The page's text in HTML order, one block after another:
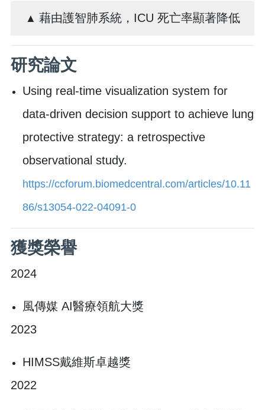
▲ 藉由護智肺系統，ICU 死亡率顯著降低
研究論文
Using real-time visualization system for
data-driven decision support to achieve lung
protective strategy: a retrospective
observational study.
https://ccforum.biomedcentral.com/articles/10.11
86/s13054-022-04091-0
​獲獎榮譽
2024
風傳媒 AI醫療領航大獎
2023
HIMSS戴維斯卓越獎
2022